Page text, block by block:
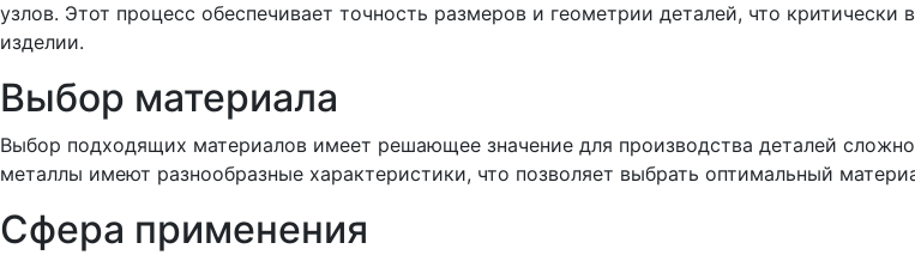
узлов. Этот процесс обеспечивает точность размеров и геометрии деталей, что
изделии.
Выбор материала
Выбор подходящих материалов имеет решающее значение для производства деталей
металлы имеют разнообразные характеристики, что позволяет выбрать оптимальный
Сфера применения